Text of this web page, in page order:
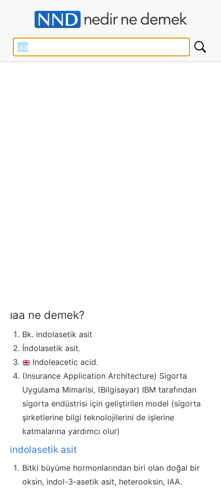
ıaa ne demek?
Bk. indolasetik asit
İndolasetik asit.
Indoleacetic acid.
(Insurance Application Architecture) Sigorta
Uygulama Mimarisi, (Bilgisayar) IBM tarafından
sigorta endüstrisi için geliştirilen model (sigorta
şirketlerine bilgi teknolojilerini de işlerine
katmalarına yardımcı olur)
indolasetik asit
Bitki büyüme hormonlarından biri olan doğal bir
oksin, indol-3-asetik asit, heterooksin, IAA.